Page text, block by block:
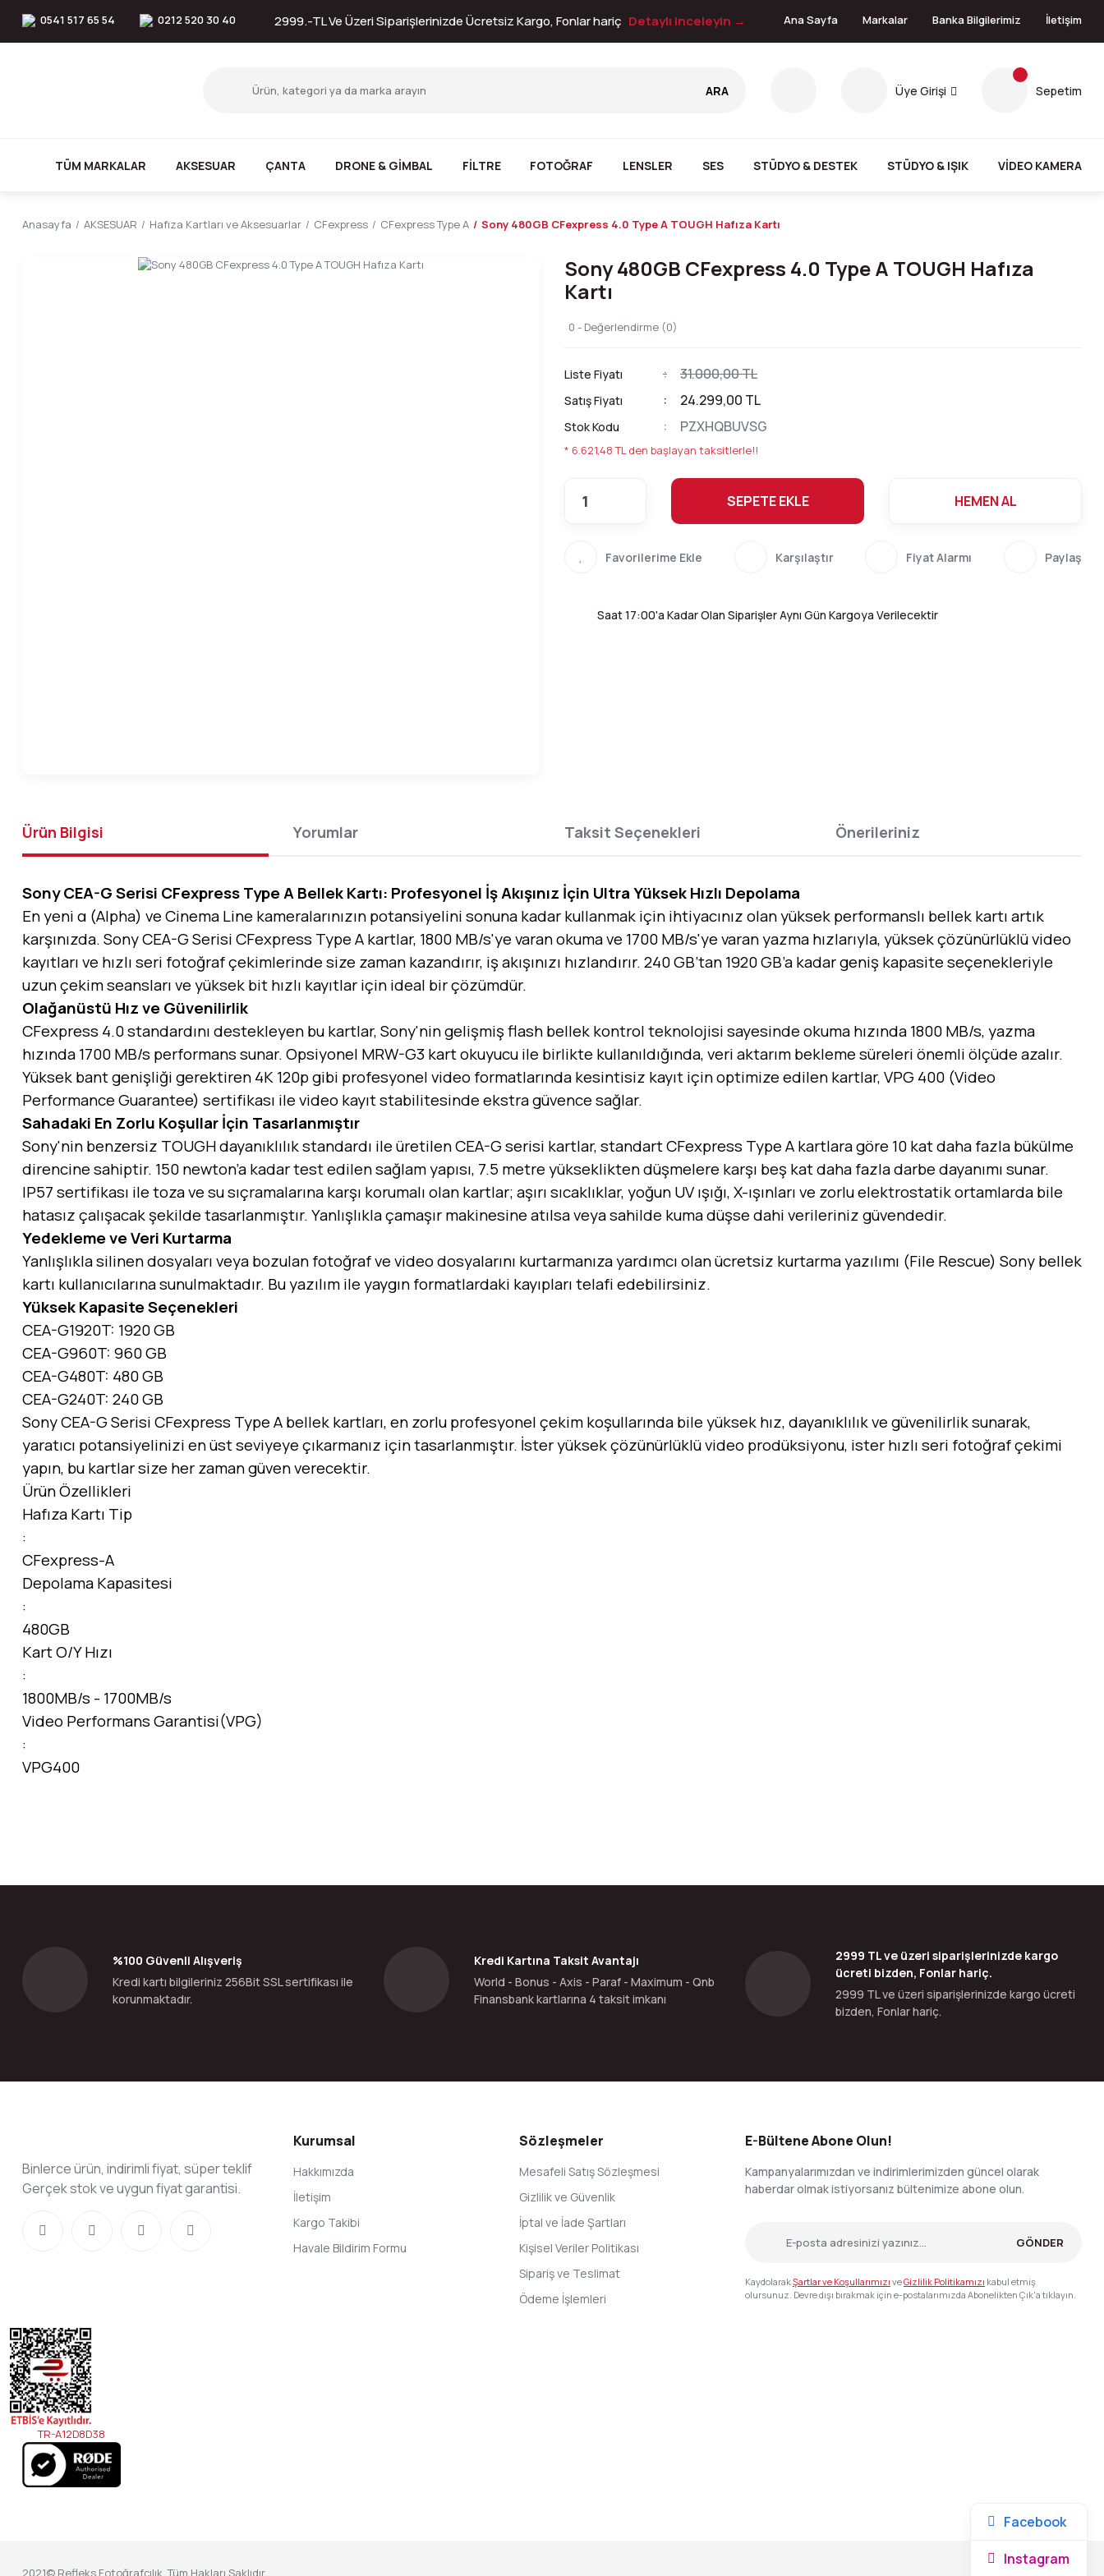
0541 517 65 54 0212 520 30 40 2999.-TL Ve Üzeri Siparişlerinizde Ücretsiz Kargo, Fonlar hariç Detaylı inceleyin → Ana Sayfa Markalar Banka Bilgilerimiz İletişim
ARA Üye Girişi Sepetim
TÜM MARKALAR AKSESUAR ÇANTA DRONE & GİMBAL FİLTRE FOTOĞRAF LENSLER SES STÜDYO & DESTEK STÜDYO & IŞIK VİDEO KAMERA
Anasayfa AKSESUAR Hafıza Kartları ve Aksesuarlar CFexpress CFexpress Type A Sony 480GB CFexpress 4.0 Type A TOUGH Hafıza Kartı
Sony 480GB CFexpress 4.0 Type A TOUGH Hafıza
Kartı
0 - Değerlendirme (0)
Liste Fiyatı 31.000,00 TL
Satış Fiyatı 24.299,00 TL
Stok Kodu PZXHQBUVSG
* 6.621,48 TL den başlayan taksitlerle!!
SEPETE EKLE HEMEN AL
Karşılaştır Fiyat Alarmı Paylaş
Saat 17:00'a Kadar Olan Siparişler Aynı Gün Kargoya Verilecektir
Ürün Bilgisi Yorumlar Taksit Seçenekleri Önerileriniz
Sony CEA-G Serisi CFexpress Type A Bellek Kartı: Profesyonel İş Akışınız İçin Ultra Yüksek Hızlı Depolama
En yeni α (Alpha) ve Cinema Line kameralarınızın potansiyelini sonuna kadar kullanmak için ihtiyacınız olan yüksek performanslı bellek kartı artık
karşınızda. Sony CEA-G Serisi CFexpress Type A kartlar, 1800 MB/s'ye varan okuma ve 1700 MB/s'ye varan yazma hızlarıyla, yüksek çözünürlüklü video
kayıtları ve hızlı seri fotoğraf çekimlerinde size zaman kazandırır, iş akışınızı hızlandırır. 240 GB’tan 1920 GB’a kadar geniş kapasite seçenekleriyle
uzun çekim seansları ve yüksek bit hızlı kayıtlar için ideal bir çözümdür.
Olağanüstü Hız ve Güvenilirlik
CFexpress 4.0 standardını destekleyen bu kartlar, Sony'nin gelişmiş flash bellek kontrol teknolojisi sayesinde okuma hızında 1800 MB/s, yazma
hızında 1700 MB/s performans sunar. Opsiyonel MRW-G3 kart okuyucu ile birlikte kullanıldığında, veri aktarım bekleme süreleri önemli ölçüde azalır.
Yüksek bant genişliği gerektiren 4K 120p gibi profesyonel video formatlarında kesintisiz kayıt için optimize edilen kartlar, VPG 400 (Video
Performance Guarantee) sertifikası ile video kayıt stabilitesinde ekstra güvence sağlar.
Sahadaki En Zorlu Koşullar İçin Tasarlanmıştır
Sony'nin benzersiz TOUGH dayanıklılık standardı ile üretilen CEA-G serisi kartlar, standart CFexpress Type A kartlara göre 10 kat daha fazla bükülme
direncine sahiptir. 150 newton’a kadar test edilen sağlam yapısı, 7.5 metre yükseklikten düşmelere karşı beş kat daha fazla darbe dayanımı sunar.
IP57 sertifikası ile toza ve su sıçramalarına karşı korumalı olan kartlar; aşırı sıcaklıklar, yoğun UV ışığı, X-ışınları ve zorlu elektrostatik ortamlarda bile
hatasız çalışacak şekilde tasarlanmıştır. Yanlışlıkla çamaşır makinesine atılsa veya sahilde kuma düşse dahi verileriniz güvendedir.
Yedekleme ve Veri Kurtarma
Yanlışlıkla silinen dosyaları veya bozulan fotoğraf ve video dosyalarını kurtarmanıza yardımcı olan ücretsiz kurtarma yazılımı (File Rescue) Sony bellek
kartı kullanıcılarına sunulmaktadır. Bu yazılım ile yaygın formatlardaki kayıpları telafi edebilirsiniz.
Yüksek Kapasite Seçenekleri
CEA-G1920T: 1920 GB
CEA-G960T: 960 GB
CEA-G480T: 480 GB
CEA-G240T: 240 GB
Sony CEA-G Serisi CFexpress Type A bellek kartları, en zorlu profesyonel çekim koşullarında bile yüksek hız, dayanıklılık ve güvenilirlik sunarak,
yaratıcı potansiyelinizi en üst seviyeye çıkarmanız için tasarlanmıştır. İster yüksek çözünürlüklü video prodüksiyonu, ister hızlı seri fotoğraf çekimi
yapın, bu kartlar size her zaman güven verecektir.
Ürün Özellikleri
Hafıza Kartı Tip
:
CFexpress-A
Depolama Kapasitesi
:
480GB
Kart O/Y Hızı
:
1800MB/s - 1700MB/s
Video Performans Garantisi(VPG)
:
VPG400
Ürün fiyatı diğer sitelerden daha pahalı.
Bu ürüne benzer farklı alternatifler olmalı.
%100 Güvenli Alışveriş
Kredi kartı bilgileriniz 256Bit SSL sertifikası ile
korunmaktadır.
Kredi Kartına Taksit Avantajı
World - Bonus - Axis - Paraf - Maximum - Qnb
Finansbank kartlarına 4 taksit imkanı
2999 TL ve üzeri siparişlerinizde kargo
ücreti bizden, Fonlar hariç.
2999 TL ve üzeri siparişlerinizde kargo ücreti
bizden, Fonlar hariç.
Binlerce ürün, indirimli fiyat, süper teklif
Gerçek stok ve uygun fiyat garantisi.
Kurumsal
Hakkımızda
İletişim
Kargo Takibi
Havale Bildirim Formu
Sözleşmeler
Mesafeli Satış Sözleşmesi
Gizlilik ve Güvenlik
İptal ve İade Şartları
Kişisel Veriler Politikası
Sipariş ve Teslimat
Ödeme İşlemleri
E-Bültene Abone Olun!
Kampanyalarımızdan ve indirimlerimizden güncel olarak
haberdar olmak istiyorsanız bültenimize abone olun.
GÖNDER
KaydolarakŞartlar ve Koşullarımızı veGizlilik Politikamızı kabul etmiş
olursunuz. Devre dışı bırakmak için e-postalarımızda Abonelikten Çık'a tıklayın.
TR-A12D8D38
2021© Refleks Fotoğrafçılık, Tüm Hakları Saklıdır.
Facebook
Instagram